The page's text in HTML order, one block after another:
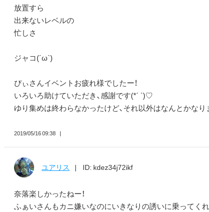
放置すら
出来ないレベルの
忙しさ
ジャコ(´ω`)
ぴぃさんイベントお疲れ様でしたー！
いろいろ助けていただき、感謝です(*´ `)♡
ゆり集めは終わらなかったけど、それ以外はなんとかな
2019/05/16 09:38
ユアリス ID: kdez34j72ikf
奈落楽しかったねー！
ふぁいさんもカニ嫌いなのにいきなりの誘いに乗ってく